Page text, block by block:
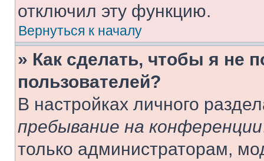
отключил эту функцию.
Вернуться к началу
» Как сделать, чтобы я не
пользователей?
В настройках личного
пребывание на конференции
только администраторам,